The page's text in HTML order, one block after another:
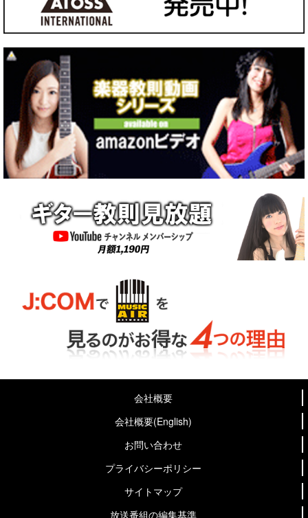
会社概要
会社概要(English)
お問い合わせ
プライバシーポリシー
サイトマップ
放送番組の編集基準